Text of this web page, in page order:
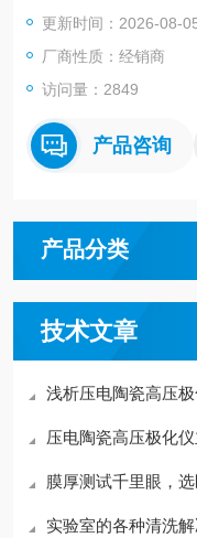
更新时间：2026-08-
厂商性质：经销商
访问量：2849
产品咨询
产品分类
技术文章
浅析压电陶瓷高压
压电陶瓷高压极化仪
膜厚测试千里眼，选区观
实验室的各种清洗